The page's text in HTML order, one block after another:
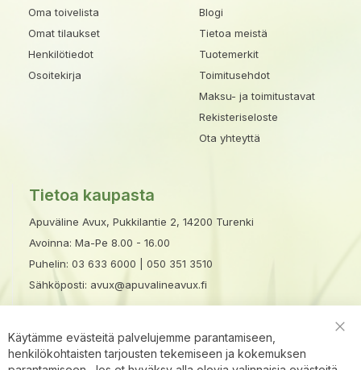
Oma toivelista
Omat tilaukset
Henkilötiedot
Osoitekirja
Blogi
Tietoa meistä
Tuotemerkit
Toimitusehdot
Maksu- ja toimitustavat
Rekisteriseloste
Ota yhteyttä
Tietoa kaupasta
Apuväline Avux, Pukkilantie 2, 14200 Turenki
Avoinna: Ma-Pe 8.00 - 16.00
Puhelin: 03 633 6000
050 351 3510
Sähköposti: avux@apuvalineavux.fi
Käytämme evästeitä palvelujemme parantamiseen,
henkilökohtaisten tarjousten tekemiseen ja kokemuksen